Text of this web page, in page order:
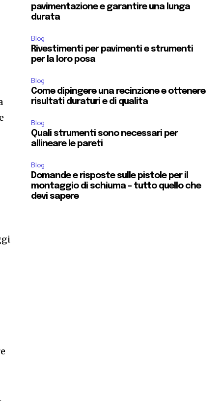
pavimentazione e garantire una lunga
durata
Blog
Rivestimenti per pavimenti e strumenti
per la loro posa
Blog
Come dipingere una recinzione e ottenere
risultati duraturi e di qualita
Blog
Quali strumenti sono necessari per
allineare le pareti
Blog
Domande e risposte sulle pistole per il
montaggio di schiuma – tutto quello che
devi sapere